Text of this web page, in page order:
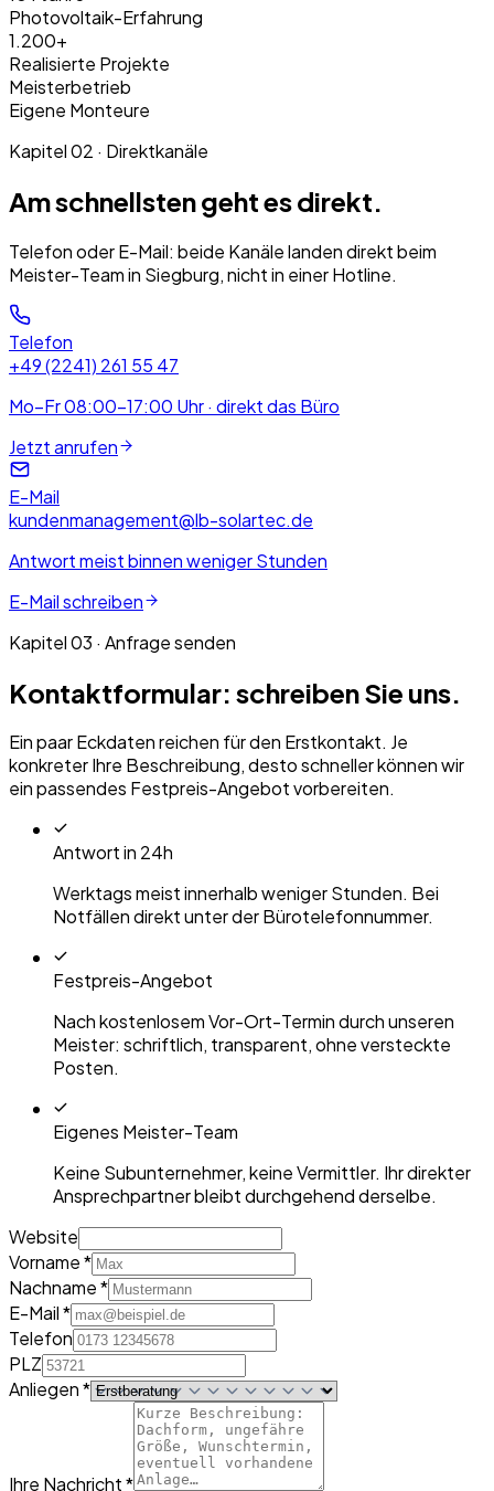
Photovoltaik-Erfahrung
1.200+
Realisierte Projekte
Meisterbetrieb
Eigene Monteure
Kapitel 02 · Direktkanäle
Am schnellsten geht es direkt.
Telefon oder E-Mail: beide Kanäle landen direkt beim
Meister-Team in Siegburg, nicht in einer Hotline.
Telefon
+49 (2241) 261 55 47
Mo–Fr 08:00–17:00 Uhr · direkt das Büro
Jetzt anrufen
E-Mail
kundenmanagement@lb-solartec.de
Antwort meist binnen weniger Stunden
E-Mail schreiben
Kapitel 03 · Anfrage senden
Kontaktformular: schreiben Sie uns.
Ein paar Eckdaten reichen für den Erstkontakt. Je
konkreter Ihre Beschreibung, desto schneller können wir
ein passendes Festpreis-Angebot vorbereiten.
Antwort in 24h
Werktags meist innerhalb weniger Stunden. Bei
Notfällen direkt unter der Bürotelefonnummer.
Festpreis-Angebot
Nach kostenlosem Vor-Ort-Termin durch unseren
Meister: schriftlich, transparent, ohne versteckte
Posten.
Eigenes Meister-Team
Keine Subunternehmer, keine Vermittler. Ihr direkter
Ansprechpartner bleibt durchgehend derselbe.
Website
Vorname *
Nachname *
E-Mail *
Telefon
PLZ
Anliegen *
Ihre Nachricht *